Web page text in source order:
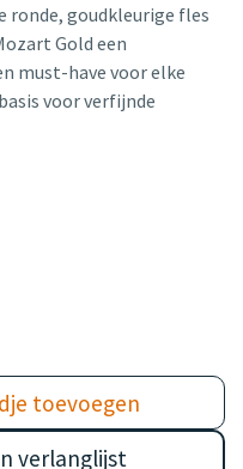
ronde, goudkleurige fles
Gold een
must-have voor elke
voor verfijnde
toevoegen
verlanglijst